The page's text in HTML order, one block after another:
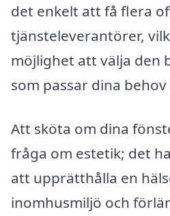
det enkelt att få flera
tjänsteleverantörer,
möjlighet att välja den
som passar dina
Att sköta om dina
fråga om estetik; det
att upprätthålla en
inomhusmiljö och